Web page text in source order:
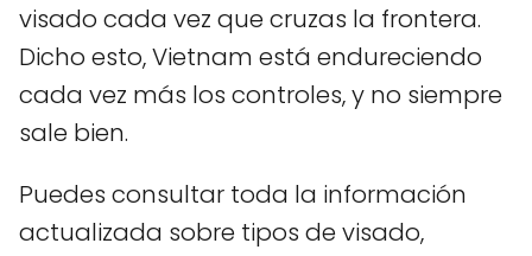
visado cada vez que cruzas la frontera.
Dicho esto, Vietnam está endureciendo
cada vez más los controles, y no siempre
sale bien.
Puedes consultar toda la información
actualizada sobre tipos de visado,